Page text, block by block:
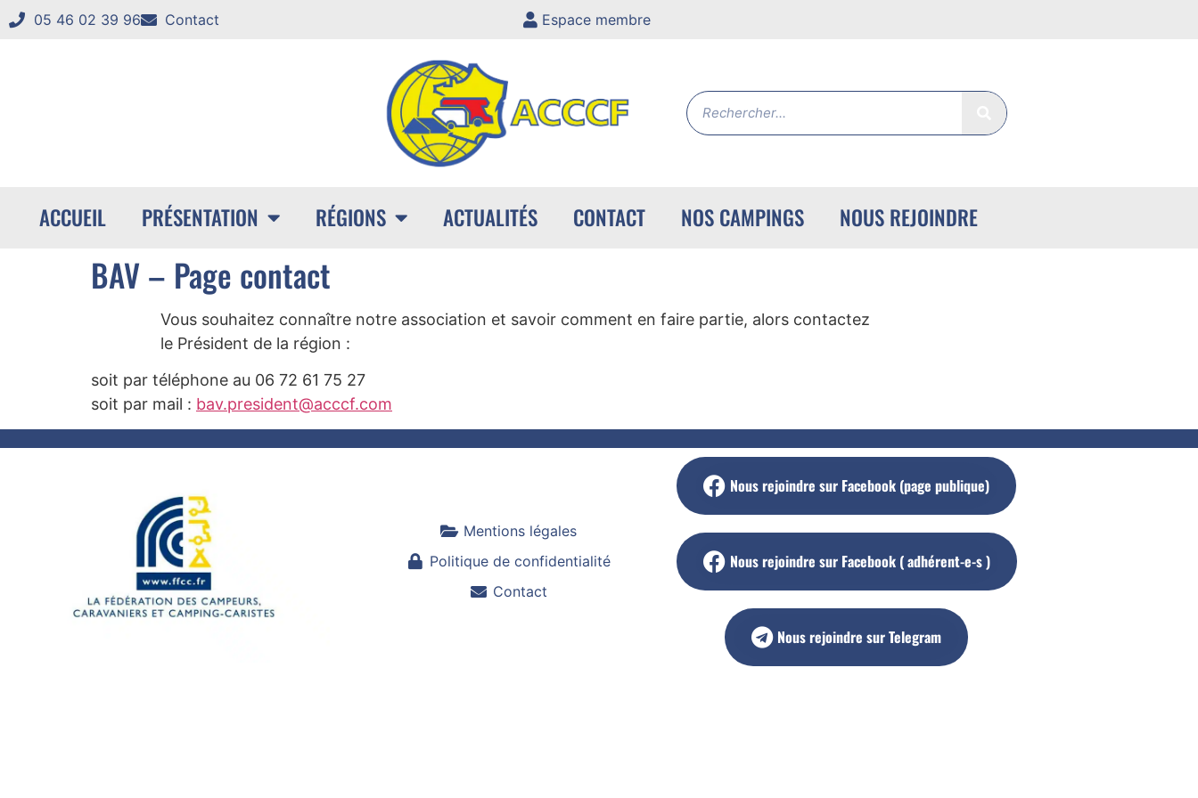
05 46 02 39 96 Contact Espace membre
ACCUEIL PRÉSENTATION RÉGIONS ACTUALITÉS CONTACT NOS CAMPINGS NOUS REJOINDRE
BAV – Page contact
Vous souhaitez connaître notre association et savoir comment en faire partie, alors contactez
le Président de la région :
soit par téléphone au 06 72 61 75 27
soit par mail : bav.president@acccf.com
Mentions légales
Politique de confidentialité
Contact
Nous rejoindre sur Facebook (page publique)
Nous rejoindre sur Facebook ( adhérent-e-s )
Nous rejoindre sur Telegram